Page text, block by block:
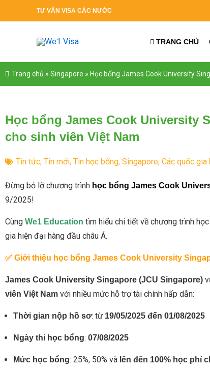
tới
TƯ VẤN VISA CÁC NƯỚC
TRANG CHỦ
Trang chủ » Singapore » Học bổng James Cook University
Học bổng James Cook University
cho sinh viên Việt Nam
Tin tức, Tin mới, Tin học bổng, Singapore, Các quốc gia
Đừng bỏ lỡ chương trình học bổng James Cook
9/2025!
Cùng We1 Education tìm hiểu chi tiết về chương trình
gia hiện đại hàng đầu châu Á.
✅ Giới thiệu học bổng James Cook University
James Cook University Singapore (JCU Singapore)
viên Việt Nam với nhiều mức hỗ trợ tài chính hấp dẫn:
Thời gian nộp hồ sơ: từ 19/05/2025 đến 01/08/2025
Ngày thi học bổng: 07/08/2025
Mức học bổng: 25%, 50% và lên đến 100% học phí